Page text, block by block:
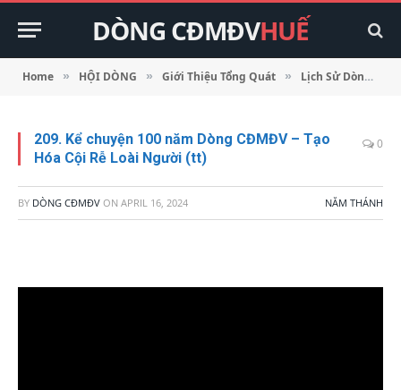
DÒNG CĐMĐVHUẾ
Home » HỘI DÒNG » Giới Thiệu Tổng Quát » Lịch Sử Dòng
209. Kể chuyện 100 năm Dòng CĐMĐV – Tạo
Hóa Cội Rễ Loài Người (tt)
0
BY DÒNG CĐMĐV ON APRIL 16, 2024 NĂM THÁNH